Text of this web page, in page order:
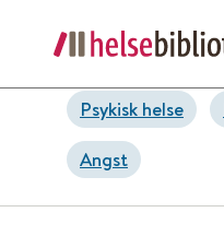
Psykisk helse
Angst